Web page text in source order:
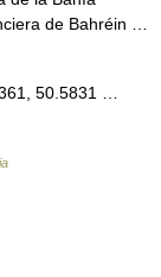
de Bahréin …
50.5831 …